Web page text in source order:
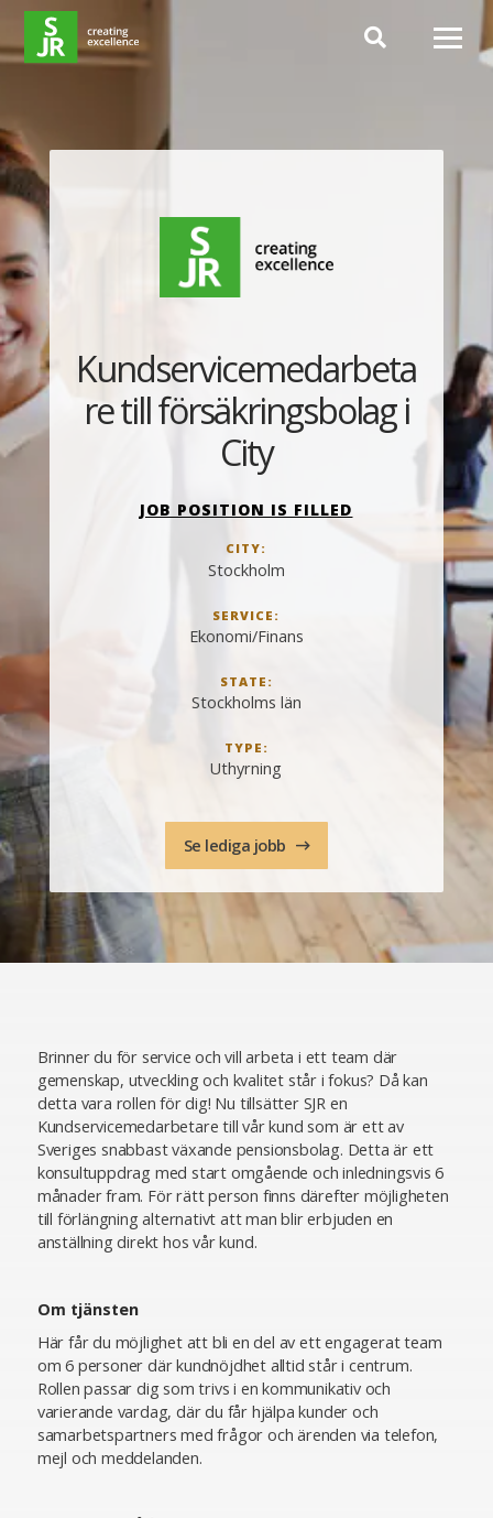
Hoppa till innehåll
JOB POSITION IS FILLED
CITY:
Stockholm
SERVICE:
Ekonomi/Finans
STATE:
Stockholms län
TYPE:
Uthyrning
Kundservicemedarbeta
re till försäkringsbolag i
City
Se lediga jobb
Brinner du för service och vill arbeta i ett team där
gemenskap, utveckling och kvalitet står i fokus? Då kan
detta vara rollen för dig! Nu tillsätter SJR en
Kundservicemedarbetare till vår kund som är ett av
Sveriges snabbast växande pensionsbolag. Detta är ett
konsultuppdrag med start omgående och inledningsvis 6
månader fram. För rätt person finns därefter möjligheten
till förlängning alternativt att man blir erbjuden en
anställning direkt hos vår kund.
Om tjänsten
Här får du möjlighet att bli en del av ett engagerat team
om 6 personer där kundnöjdhet alltid står i centrum.
Rollen passar dig som trivs i en kommunikativ och
varierande vardag, där du får hjälpa kunder och
samarbetspartners med frågor och ärenden via telefon,
mejl och meddelanden.